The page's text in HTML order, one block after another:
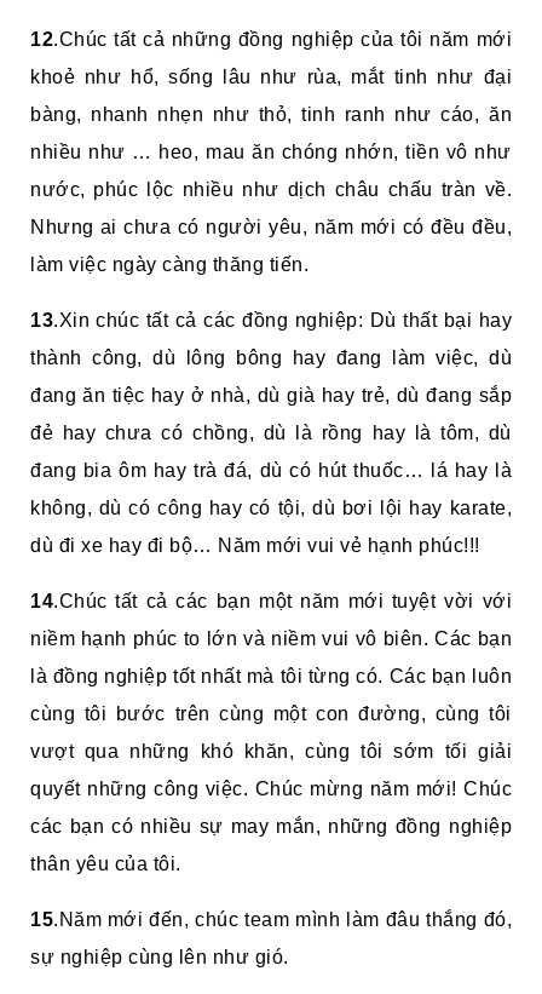
12.Chúc tất cả những đồng nghiệp của tôi năm mới
khoẻ như hổ, sống lâu như rùa, mắt tinh như đại
bàng, nhanh nhẹn như thỏ, tinh ranh như cáo, ăn
nhiều như … heo, mau ăn chóng nhớn, tiền vô như
nước, phúc lộc nhiều như dịch châu chấu tràn về.
Nhưng ai chưa có người yêu, năm mới có đều đều,
làm việc ngày càng thăng tiến.
13.Xin chúc tất cả các đồng nghiệp: Dù thất bại hay
thành công, dù lông bông hay đang làm việc, dù
đang ăn tiệc hay ở nhà, dù già hay trẻ, dù đang sắp
đẻ hay chưa có chồng, dù là rồng hay là tôm, dù
đang bia ôm hay trà đá, dù có hút thuốc… lá hay là
không, dù có công hay có tội, dù bơi lội hay karate,
dù đi xe hay đi bộ… Năm mới vui vẻ hạnh phúc!!!
14.Chúc tất cả các bạn một năm mới tuyệt vời với
niềm hạnh phúc to lớn và niềm vui vô biên. Các bạn
là đồng nghiệp tốt nhất mà tôi từng có. Các bạn luôn
cùng tôi bước trên cùng một con đường, cùng tôi
vượt qua những khó khăn, cùng tôi sớm tối giải
quyết những công việc. Chúc mừng năm mới! Chúc
các bạn có nhiều sự may mắn, những đồng nghiệp
thân yêu của tôi.
15.Năm mới đến, chúc team mình làm đâu thắng đó,
sự nghiệp cùng lên như gió.